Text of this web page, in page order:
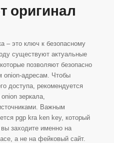
оригинал
– это ключ к безопасному
существуют актуальные
позволяют безопасно
onion-адресам. Чтобы
доступа, рекомендуется
зеркала,
Важным
pgp kra ken key, который
заходите именно на
а не на фейковый сайт.